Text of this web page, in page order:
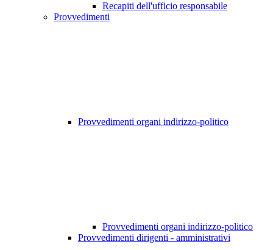
Recapiti dell'ufficio responsabile
Provvedimenti
Provvedimenti organi indirizzo-politico
Provvedimenti organi indirizzo-politico
Provvedimenti dirigenti - amministrativi